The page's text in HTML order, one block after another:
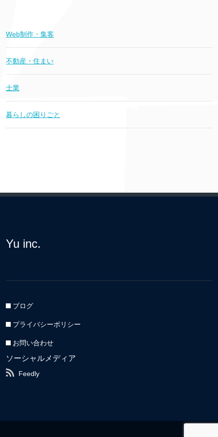
Web制作・集客
不動産・住まい
士業
暮らしの困りごと
Yu inc.
ブログ
プライバシーポリシー
お問い合わせ
ソーシャルメディア
Feedly